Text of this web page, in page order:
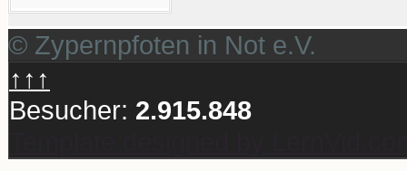
© Zypernpfoten in Not e.V.
↑↑↑
Besucher: 2.915.848